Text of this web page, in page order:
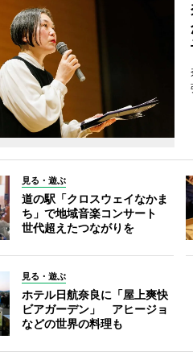
見る・遊ぶ
道の駅「クロスウェイなかま
ち」で地域音楽コンサート
世代超えたつながりを
見る・遊ぶ
ホテル日航奈良に「屋上爽快
ビアガーデン」 アヒージョ
などの世界の料理も